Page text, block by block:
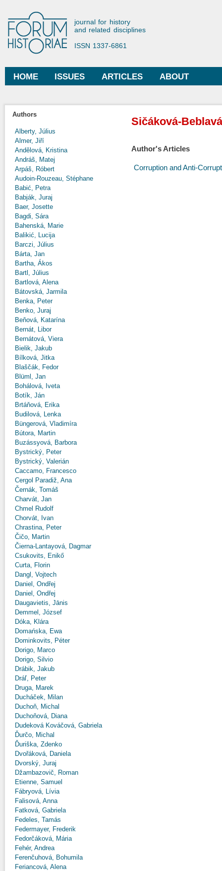
Forum Historiae
journal for history
and related disciplines
ISSN 1337-6861
Main menu
HOME ISSUES ARTICLES ABOUT
Authors
Alberty, Július
Almer, Jiří
Andělová, Kristina
Andráš, Matej
Arpáš, Róbert
Audoin-Rouzeau, Stéphane
Babić, Petra
Babják, Juraj
Baer, Josette
Bagdi, Sára
Bahenská, Marie
Balikić, Lucija
Barczi, Július
Bárta, Jan
Bartha, Ákos
Bartl, Július
Bartlová, Alena
Bátovská, Jarmila
Benka, Peter
Benko, Juraj
Beňová, Katarína
Bernát, Libor
Bernátová, Viera
Bielik, Jakub
Bílková, Jitka
Blaščák, Fedor
Blüml, Jan
Bohálová, Iveta
Botík, Ján
Brtáňová, Erika
Budilová, Lenka
Büngerová, Vladimíra
Bútora, Martin
Buzássyová, Barbora
Bystrický, Peter
Bystrický, Valerián
Caccamo, Francesco
Cergol Paradiž, Ana
Černák, Tomáš
Charvát, Jan
Chmel Rudolf
Chorvát, Ivan
Chrastina, Peter
Čičo, Martin
Čierna-Lantayová, Dagmar
Csukovits, Enikő
Curta, Florin
Dangl, Vojtech
Daniel, Ondřej
Daniel, Ondřej
Daugavietis, Jānis
Demmel, József
Dóka, Klára
Domańska, Ewa
Dominkovits, Péter
Dorigo, Marco
Dorigo, Silvio
Drábik, Jakub
Dráľ, Peter
Druga, Marek
Ducháček, Milan
Duchoň, Michal
Duchoňová, Diana
Dudeková Kováčová, Gabriela
Ďurčo, Michal
Ďuriška, Zdenko
Dvořáková, Daniela
Dvorský, Juraj
Džambazovič, Roman
Etienne, Samuel
Fábryová, Lívia
Falisová, Anna
Fatková, Gabriela
Fedeles, Tamás
Federmayer, Frederik
Fedorčáková, Mária
Fehér, Andrea
Ferenčuhová, Bohumila
Feriancová, Alena
Sičáková-
Author's Articles
Corruption and Anti-